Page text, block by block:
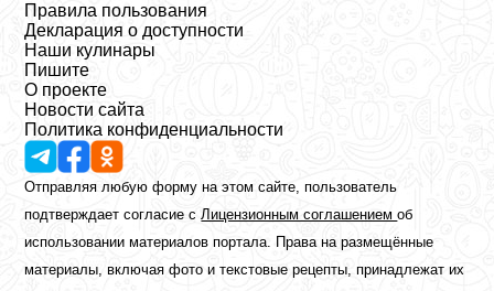
Правила пользования
Декларация о доступности
Наши кулинары
Пишите
О проекте
Новости сайта
Политика конфиденциальности
Отправляя любую форму на этом сайте, пользователь
подтверждает согласие сЛицензионным соглашениемоб
использовании материалов портала. Права на размещённые
материалы, включая фото и текстовые рецепты, принадлежат их